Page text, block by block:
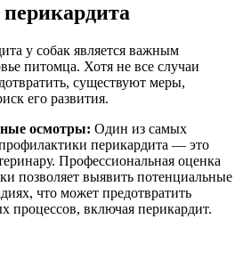
у собак является важным
питомца. Хотя не все случаи
существуют меры,
его развития.
осмотры: Один из самых
перикардита — это
Профессиональная оценка
позволяет выявить потенциальные
что может предотвратить
процессов, включая перикардит.